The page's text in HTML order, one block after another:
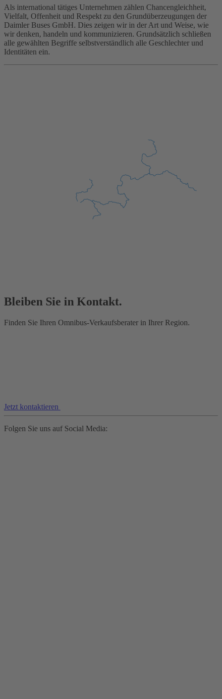
Als international tätiges Unternehmen zählen Chancengleichheit,
Vielfalt, Offenheit und Respekt zu den Grundüberzeugungen der
Daimler Buses GmbH. Dies zeigen wir in der Art und Weise, wie
wir denken, handeln und kommunizieren. Grundsätzlich schließen
alle gewählten Begriffe selbstverständlich alle Geschlechter und
Identitäten ein.
Bleiben Sie in Kontakt.
Finden Sie Ihren Omnibus-Verkaufsberater in Ihrer Region.
Jetzt kontaktieren
Folgen Sie uns auf Social Media: